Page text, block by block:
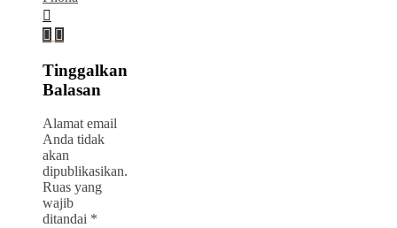
Tinggalkan
Balasan
Alamat email
Anda tidak
akan
dipublikasikan.
Ruas yang
wajib
ditandai *